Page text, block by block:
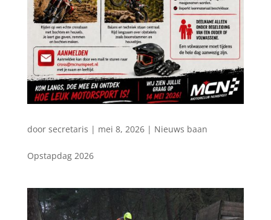
door secretaris | mei 8, 2026| Nieuws baan
Opstapdag 2026